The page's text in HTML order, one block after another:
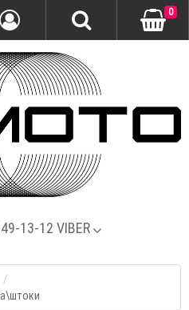
13-12 VIBER
0